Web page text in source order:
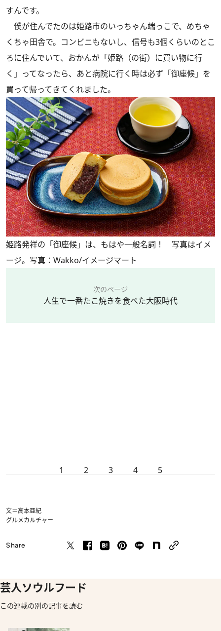
すんです。
僕が住んでたのは姫路市のいっちゃん端っこで、めちゃ
くちゃ田舎で。コンビニもないし、信号も3個くらいのとこ
ろに住んでいて、おかんが「姫路（の街）に買い物に行
く」ってなったら、あと病院に行く時は必ず「御座候」を
買って帰ってきてくれました。
姫路発祥の「御座候」は、もはや一般名詞！ 写真はイメ
ージ。写真：Wakko/イメージマート
次のページ
人生で一番たこ焼きを食べた大阪時代
1 2 3 4 5
文＝高本亜紀
グルメカルチャー
Share
芸人ソウルフード
この連載の別の記事を読む